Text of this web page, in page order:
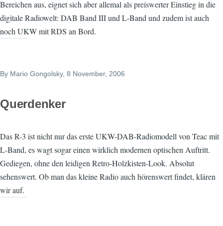
Bereichen aus, eignet sich aber allemal als preiswerter Einstieg in die
digitale Radiowelt: DAB Band III und L-Band und zudem ist auch
noch UKW mit RDS an Bord.
By Mario Gongolsky, 8 November, 2006
Querdenker
Das R-3 ist nicht nur das erste UKW-DAB-Radiomodell von Teac mit
L-Band, es wagt sogar einen wirklich modernen optischen Auftritt.
Gediegen, ohne den leidigen Retro-Holzkisten-Look. Absolut
sehenswert. Ob man das kleine Radio auch hörenswert findet, klären
wir auf.